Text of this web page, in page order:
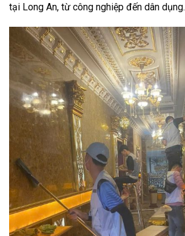
tại Long An, từ công nghiệp đến dân dụng.